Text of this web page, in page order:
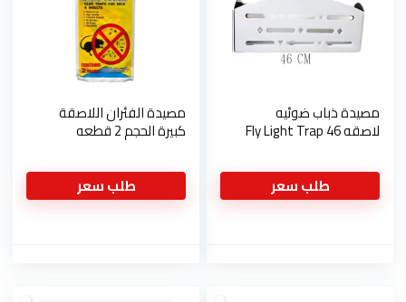
مصيدة ذباب ضوئيه
لاصقه 46 Fly Light Trap
طلب سعر
مصيدة الفئران اللاصقة
كبيرة الحجم 2 قطعه
طلب سعر